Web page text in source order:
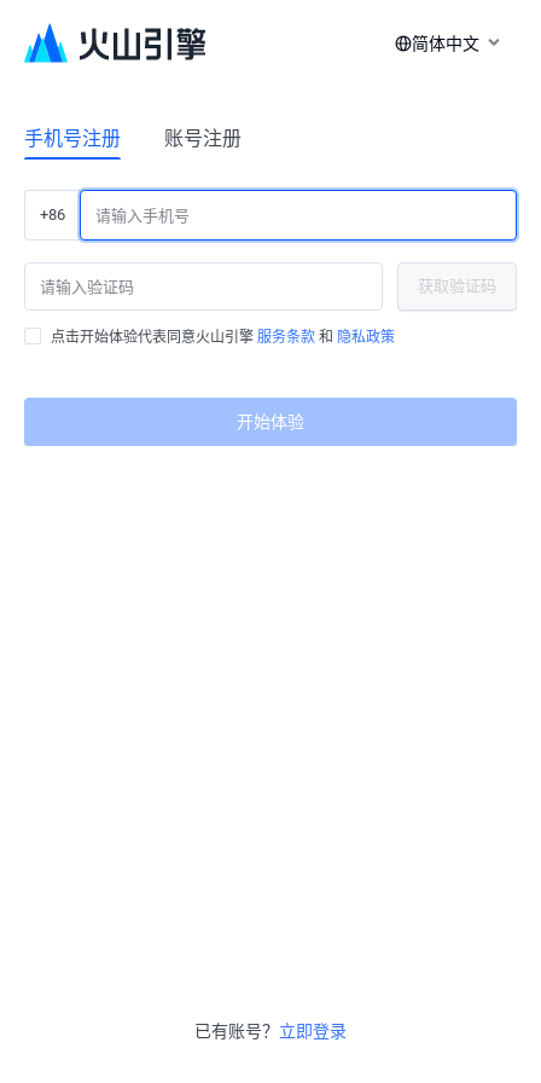
简体中文
手机号注册 账号注册
+86
获取验证码
点击开始体验代表同意火山引擎 服务条款 和 隐私政策
开始体验
已有账号？ 立即登录